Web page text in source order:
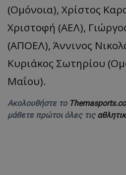
(Ομόνοια), Χρίστος
Χριστοφή (ΑΕΛ),
(ΑΠΟΕΛ), Άννινος
Κυριάκος Σωτηρίου
Μαΐου).
Ακολουθήστε το
μάθετε πρώτοι όλες τις